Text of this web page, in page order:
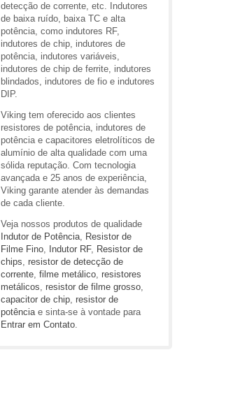
detecção de corrente, etc. Indutores
de baixa ruído, baixa TC e alta
potência, como indutores RF,
indutores de chip, indutores de
potência, indutores variáveis,
indutores de chip de ferrite, indutores
blindados, indutores de fio e indutores
DIP.
Viking tem oferecido aos clientes
resistores de potência, indutores de
potência e capacitores eletrolíticos de
alumínio de alta qualidade com uma
sólida reputação. Com tecnologia
avançada e 25 anos de experiência,
Viking garante atender às demandas
de cada cliente.
Veja nossos produtos de qualidade
Indutor de Potência, Resistor de
Filme Fino, Indutor RF, Resistor de
chips, resistor de detecção de
corrente, filme metálico, resistores
metálicos, resistor de filme grosso,
capacitor de chip, resistor de
potênciae sinta-se à vontade para
Entrar em Contato.